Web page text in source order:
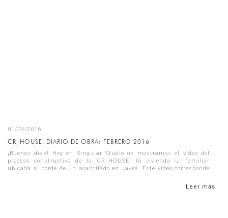
01/04/2016
CR_HOUSE. DIARIO DE OBRA: FEBRERO 2016
¡Buenos días! Hoy en Singular Studio os mostramos el video del
proceso constructivo de la CR_HOUSE, la vivienda unifamiliar
ubicada al borde de un acantilado en Jávea. Este video corresponde
Leer más